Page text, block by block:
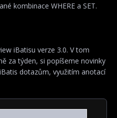
kombinace WHERE a SET.
iBatisu verze 3.0. V tom
za týden, si popíšeme novinky
dotazům, využitím anotací